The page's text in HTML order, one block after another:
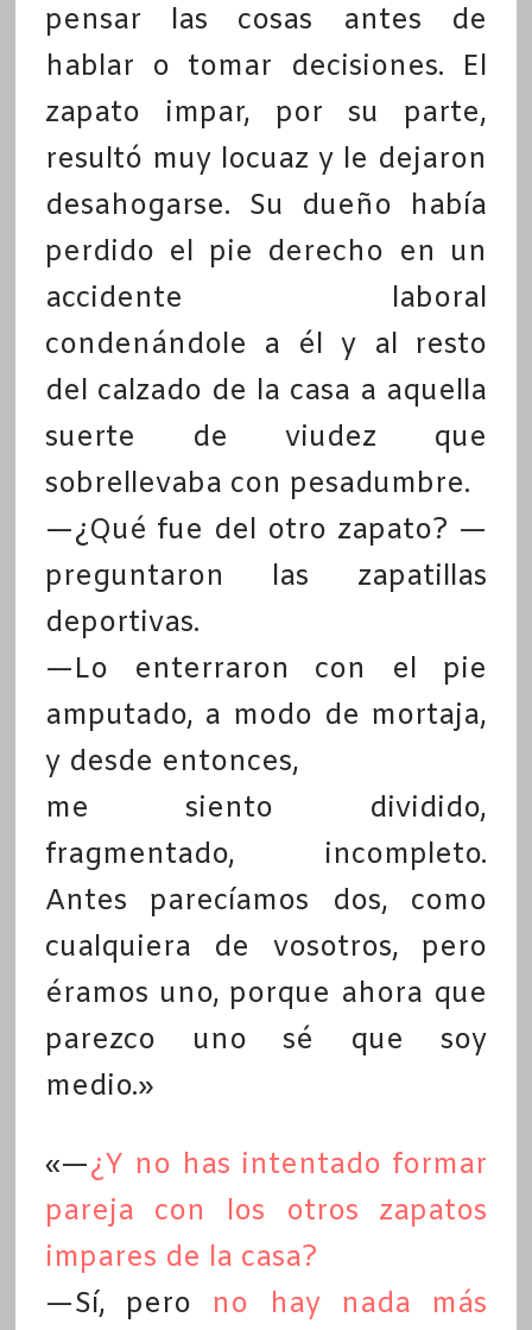
pensar las cosas antes de
hablar o tomar decisiones. El
zapato impar, por su parte,
resultó muy locuaz y le dejaron
desahogarse. Su dueño había
perdido el pie derecho en un
accidente laboral
condenándole a él y al resto
del calzado de la casa a aquella
suerte de viudez que
sobrellevaba con pesadumbre.
—¿Qué fue del otro zapato? —
preguntaron las zapatillas
deportivas.
—Lo enterraron con el pie
amputado, a modo de mortaja,
y desde entonces,
me siento dividido,
fragmentado, incompleto.
Antes parecíamos dos, como
cualquiera de vosotros, pero
éramos uno, porque ahora que
parezco uno sé que soy
medio.»
«—¿Y no has intentado formar
pareja con los otros zapatos
impares de la casa?
—Sí, pero no hay nada más